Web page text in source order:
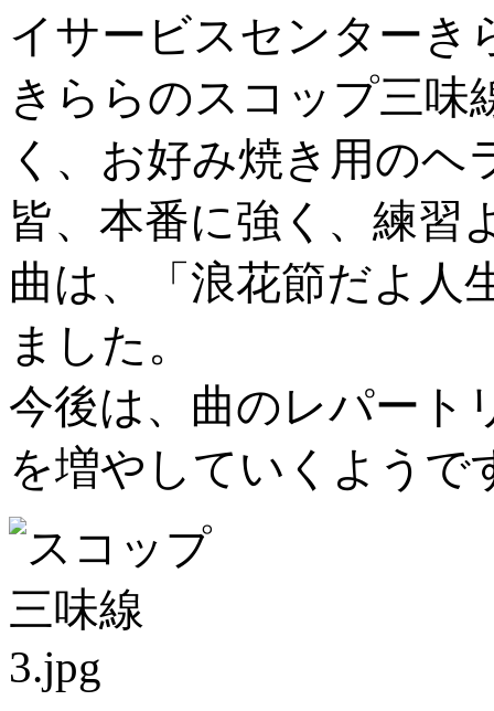
イサービスセンターき
きららのスコップ三味
く、お好み焼き用のヘ
皆、本番に強く、練習
曲は、「浪花節だよ人
ました。
今後は、曲のレパート
を増やしていくようで